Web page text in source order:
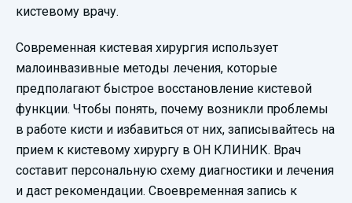
кистевому врачу.
Современная кистевая хирургия использует
малоинвазивные методы лечения, которые
предполагают быстрое восстановление кистевой
функции. Чтобы понять, почему возникли проблемы
в работе кисти и избавиться от них, записывайтесь на
прием к кистевому хирургу в ОН КЛИНИК. Врач
составит персональную схему диагностики и лечения
и даст рекомендации. Своевременная запись к